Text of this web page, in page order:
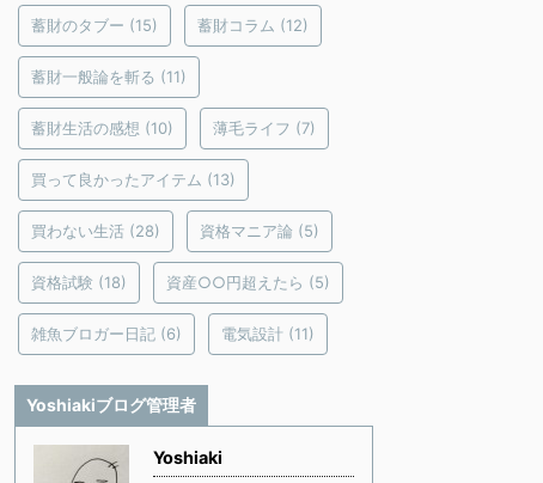
蓄財のタブー (15) 蓄財コラム (12)
蓄財一般論を斬る (11)
蓄財生活の感想 (10) 薄毛ライフ (7)
買って良かったアイテム (13)
買わない生活 (28) 資格マニア論 (5)
資格試験 (18) 資産○○円超えたら (5)
雑魚ブロガー日記 (6) 電気設計 (11)
Yoshiakiブログ管理者
Yoshiaki